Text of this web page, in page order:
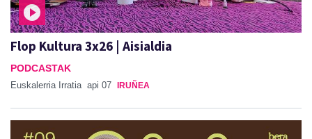
Flop Kultura 3x26 | Aisialdia
PODCASTAK
Euskalerria Irratia api 07 IRUÑEA